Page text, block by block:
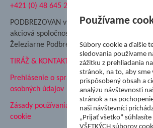
+421 (0) 48 645 2711
PODBREZOVAN vydáva
akciová spoločnosť
Železiarne Podbrezová
TIRÁŽ & KONTAKT
Prehlásenie o spracovaní
osobných údajov
Zásady používania súborov
cookie
Nadácia
ŽP
ŠK
Tále a.s.
Používame
Súbory cookie a ďalšie
sledovania používame
zážitku z prehliadania
stránok, na to, aby sme
prispôsobený obsah a
analýzu návštevnosti
stránok a na
naši návštevníci
„Prijať všetko”